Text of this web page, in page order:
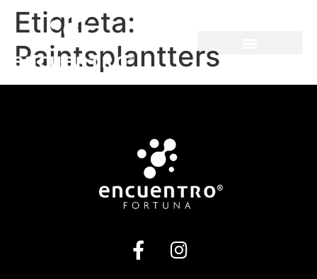
Etiqueta:
Paintsplantters